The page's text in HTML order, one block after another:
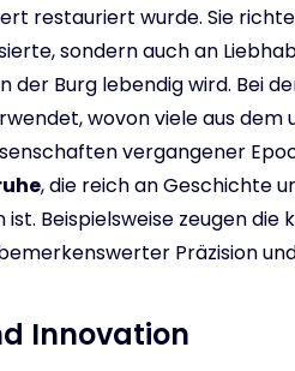
restauriert wurde. Sie
sondern auch an
der Burg lebendig wird. Bei
wovon viele aus
vergangener
, die reich an Geschichte
Beispielsweise zeugen
Präzision
Innovation